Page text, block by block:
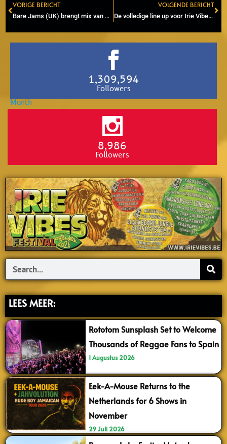
Prev
VORIGE BERICHT
Bare Jams (UK) brengt mix van Reggae, Dub, Soul en Pop naar Paradiso
VOLGENDE BERICHT
De volledige line up voor Irie Vibes Roots Festival 2022
1,309,594
Followers
8,986
Followers
Search
LEES MEER:
Rototom Sunsplash Set to Welcome
Thousands of Reggae Fans to Spain
1 Augustus 2026
Eek-A-Mouse Returns to the
Netherlands for 6 Shows in
November
29 Juli 2026